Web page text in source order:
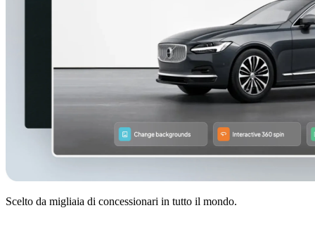
Scelto da migliaia di concessionari in tutto il mondo.